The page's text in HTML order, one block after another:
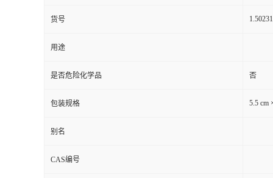
货号
用途
是否危险化学品 否
包装规格 5.5 cm
别名
CAS编号